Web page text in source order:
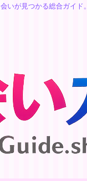
いが見つかる総合ガイド。